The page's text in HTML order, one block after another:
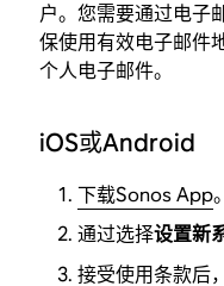
户。您需要通过电子
保使用有效电子邮件
个人电子邮件。
iOS或Android
下载Sonos App。
通过选择设置新
接受使用条款后